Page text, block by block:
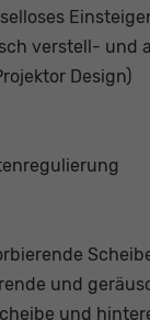
verstell- und
Design)
und
und